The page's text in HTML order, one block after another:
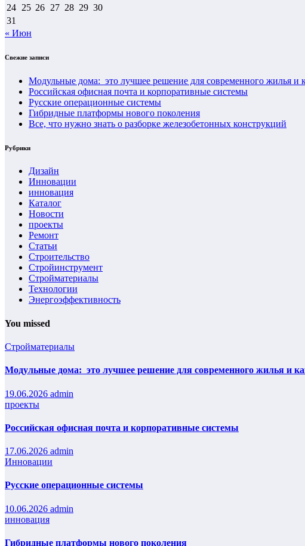
24 25 26 27 28 29 30
31
« Июн
Свежие записи
Модульные дома: это лучшее решение для современного жилья и
Российская офисная почта и корпоративные системы
Русские операционные системы
Гибридные платформы нового поколения
Все, что нужно знать о разборке железобетонных конструкций
Рубрики
Дизайн
Инновации
инновация
Каталог
Новости
проекты
Ремонт
Статьи
Строительство
Стройинструмент
Стройматериалы
Технологии
Энергоэффективность
You missed
Стройматериалы
Модульные дома: это лучшее решение для современного жилья и
19.06.2026 admin
проекты
Российская офисная почта и корпоративные системы
17.06.2026 admin
Инновации
Русские операционные системы
10.06.2026 admin
инновация
Гибридные платформы нового поколения